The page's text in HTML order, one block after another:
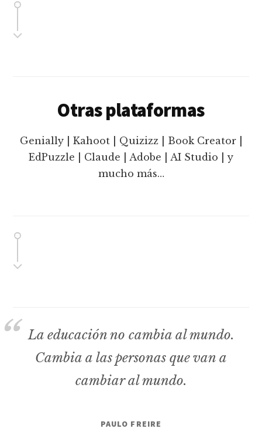
Otras plataformas
Genially | Kahoot | Quizizz | Book Creator |
EdPuzzle | Claude | Adobe | AI Studio | y
mucho más…
La educación no cambia al mundo.
Cambia a las personas que van a
cambiar al mundo.
PAULO FREIRE